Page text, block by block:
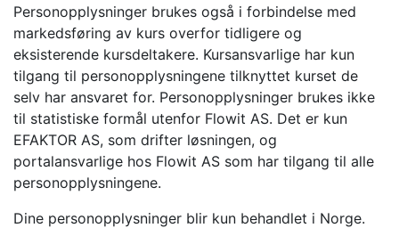
Personopplysninger brukes også i forbindelse med
markedsføring av kurs overfor tidligere og
eksisterende kursdeltakere. Kursansvarlige har kun
tilgang til personopplysningene tilknyttet kurset de
selv har ansvaret for. Personopplysninger brukes ikke
til statistiske formål utenfor Flowit AS. Det er kun
EFAKTOR AS, som drifter løsningen, og
portalansvarlige hos Flowit AS som har tilgang til alle
personopplysningene.
Dine personopplysninger blir kun behandlet i Norge.